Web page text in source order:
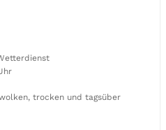
trocken und tagsüber